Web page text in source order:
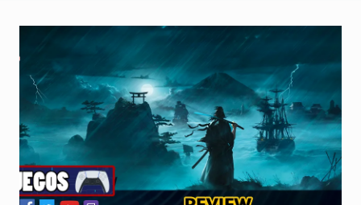
r
N
o
g
u
e